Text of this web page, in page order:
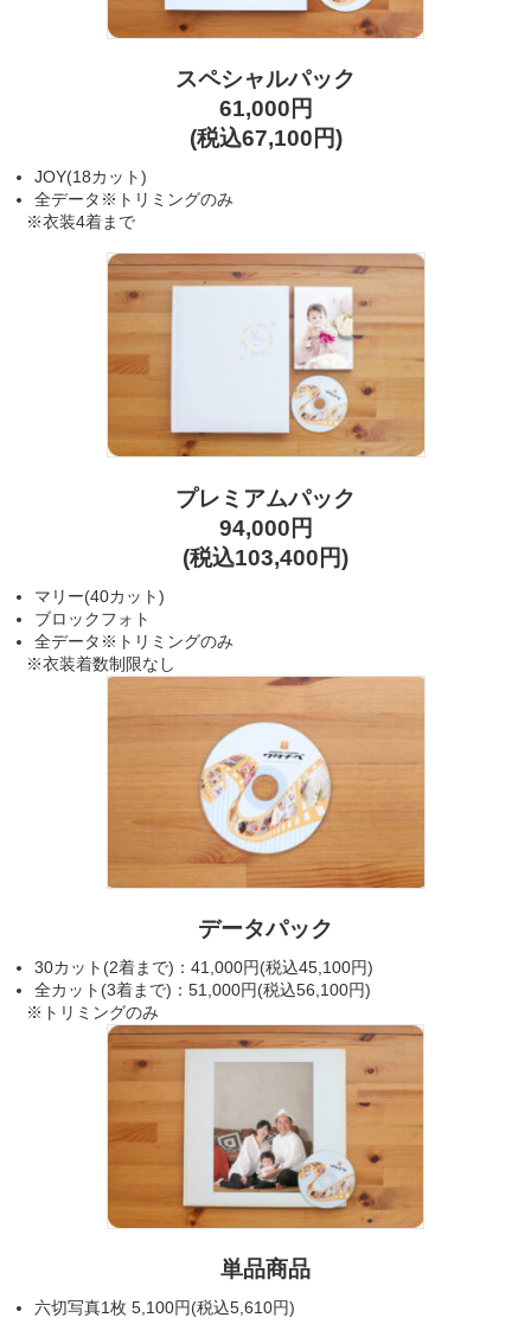
スペシャルパック
61,000円
(税込67,100円)
JOY(18カット)
全データ※トリミングのみ
※衣装4着まで
プレミアムパック
94,000円
(税込103,400円)
マリー(40カット)
ブロックフォト
全データ※トリミングのみ
※衣装着数制限なし
データパック
30カット(2着まで)：41,000円(税込45,100円)
全カット(3着まで)：51,000円(税込56,100円)
※トリミングのみ
単品商品
六切写真1枚 5,100円(税込5,610円)